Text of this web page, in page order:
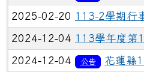
2025-02-20 113-2學期行
2024-12-04 113學年度第
2024-12-04 公告 花蓮縣